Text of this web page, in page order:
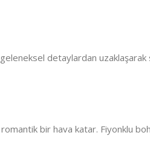
detaylardan
bir hava katar. Fiyonklu